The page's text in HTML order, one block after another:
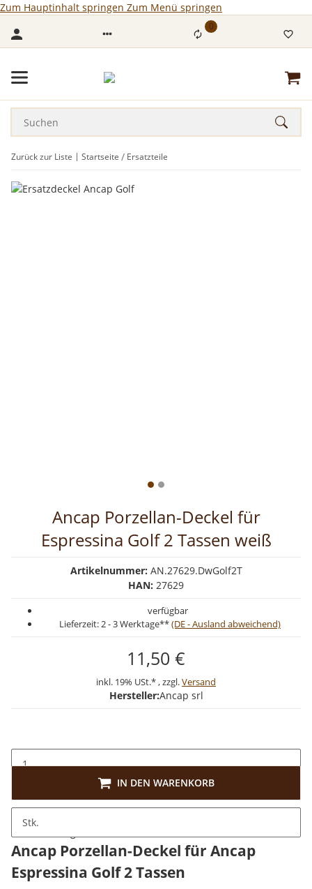
Zum Hauptinhalt springen Zum Menü springen
0
Zurück zur Liste Startseite Ersatzteile
Ancap Porzellan-Deckel für
Espressina Golf 2 Tassen weiß
Artikelnummer: AN.27629.DwGolf2T
HAN: 27629
verfügbar
Lieferzeit:2 - 3 Werktage**(DE - Ausland abweichend)
11,50 €
inkl. 19% USt.* , zzgl.Versand
Hersteller:Ancap srl
Stk.
IN DEN WARENKORB
Beschreibung
Ancap Porzellan-Deckel für Ancap
Espressina Golf 2 Tassen